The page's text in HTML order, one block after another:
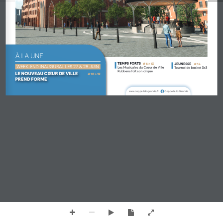
TEMPS FORTS
Les Musicales du Cœur de Ville
Rubbens fait son cirque
# 6 > 13 JEUNESSE
Tournoi de basket 3x3
# 14
www.cappellelagrande.frCappelle la Grande
LE NOUVEAU CŒUR DE VILLE
PREND FORME
À LA UNE
# 10 > 12
WEEK-END INAUGURAL LES 27 & 28 JUIN